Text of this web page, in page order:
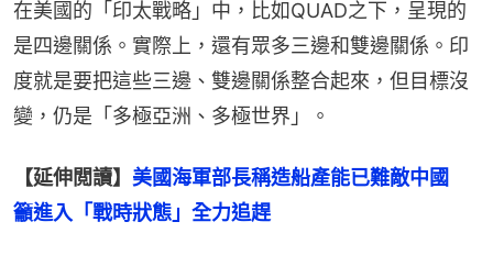
在美國的「印太戰略」中，比如QUAD之下，呈現的
是四邊關係。實際上，還有眾多三邊和雙邊關係。印
度就是要把這些三邊、雙邊關係整合起來，但目標沒
變，仍是「多極亞洲、多極世界」。
【延伸閲讀】 美國海軍部長稱造船產能已難敵中國
籲進入「戰時狀態」全力追趕